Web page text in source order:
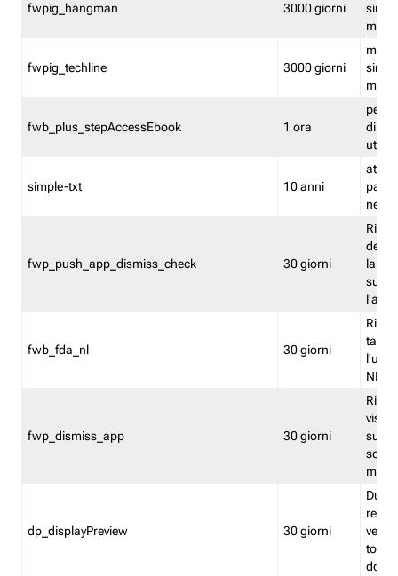
fwpig_hangman 3000 giorni
fwpig_techline 3000 giorni
fwb_plus_stepAccessEbook 1 ora
di un
simple-txt 10 anni
attiva
fwp_push_app_dismiss_check 30 giorni
la
fwb_fda_nl 30 giorni
NL
fwp_dismiss_app 30 giorni
visto
dp_displayPreview 30 giorni
torna
dopo